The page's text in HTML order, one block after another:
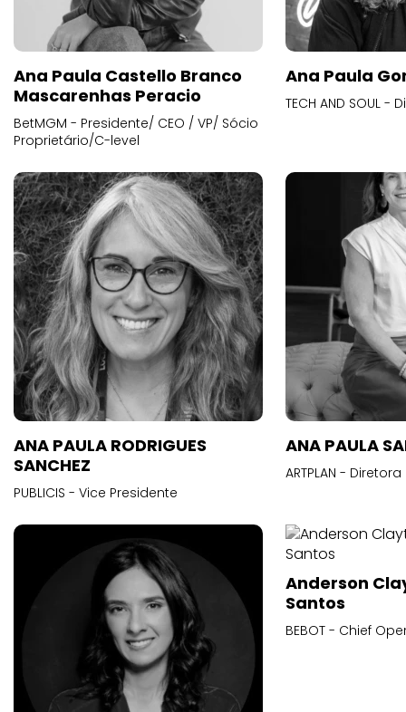
Ana Paula Castello Branco
Mascarenhas Peracio
BetMGM - Presidente/ CEO / VP/ Sócio
Proprietário/C-level
Ana Paula
TECH AND SOUL
ANA PAULA RODRIGUES
SANCHEZ
PUBLICIS - Vice Presidente
ANA PAULA
ARTPLAN -
Anderson
Santos
BEBOT - Chief